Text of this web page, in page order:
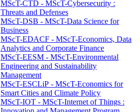
MScT-CTD - MScT-Cybersecurity :
Threats and Defenses
MScT-DSB - MScT-Data Science for
Business
MScT-EDACF - MScT-Economics, Data
Analytics and Corporate Finance
MScT-EESM - MScT-Environmental
Engineering and Sustainability
Management
MScT-ESCLiP - MScT-Economics for
Smart Cities and Climate Policy
MScT-IOT - MScT-Internet of Things :